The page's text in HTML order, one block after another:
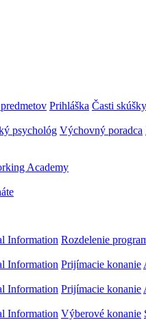
Prihláška Časti skúšky
psychológ Výchovný poradca
Academy
Information Rozdelenie
Information Prijímacie konanie
Information Prijímacie konanie
Information Výberové konanie